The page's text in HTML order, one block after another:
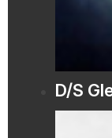
D/S